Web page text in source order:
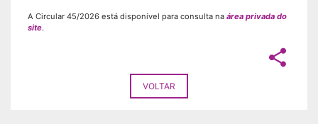
A Circular 45/2026 está disponível para consulta na área privada do
site.
share
VOLTAR